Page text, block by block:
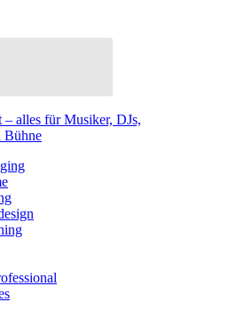
alles für Musiker, DJs,
Bühne